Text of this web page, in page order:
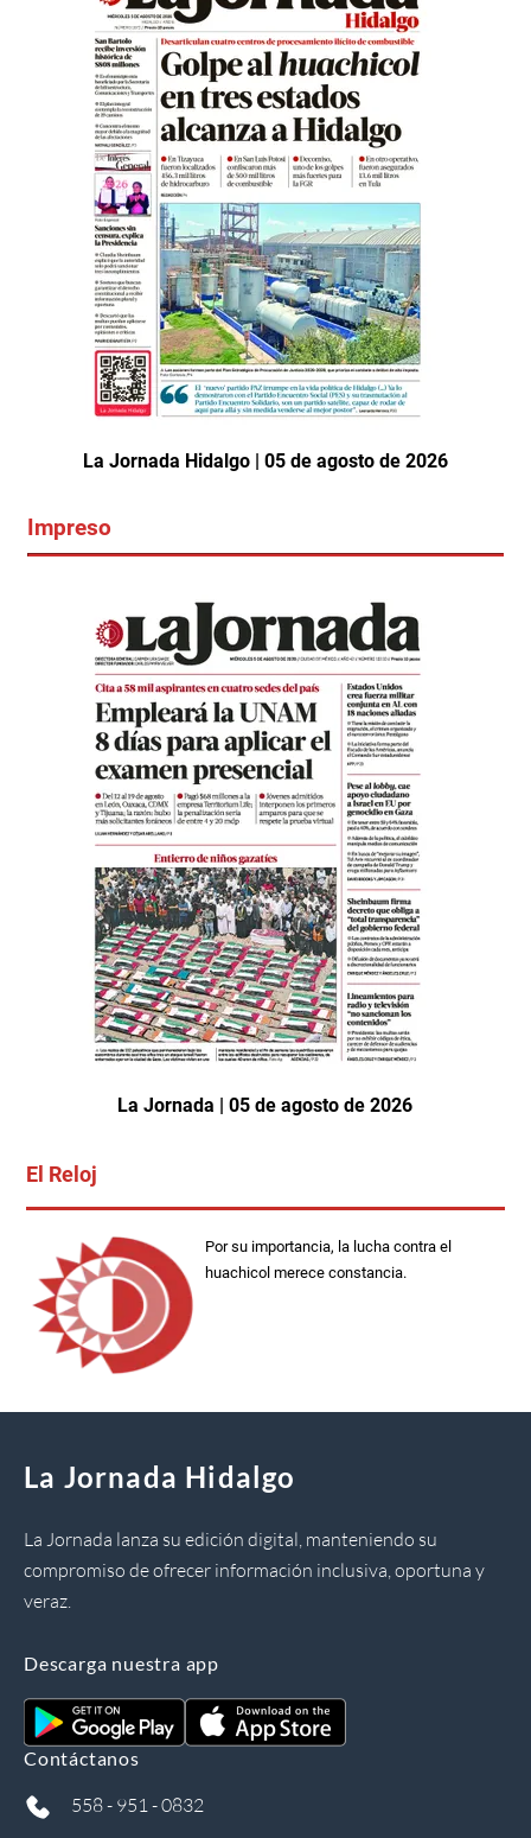
La Jornada Hidalgo | 05 de agosto de 2026
Impreso
La Jornada | 05 de agosto de 2026
El Reloj
Por su importancia, la lucha contra el
huachicol merece constancia.
La Jornada Hidalgo
La Jornada lanza su edición digital, manteniendo su
compromiso de ofrecer información inclusiva, oportuna y
veraz.
Descarga nuestra app
Contáctanos
558 - 951 - 0832